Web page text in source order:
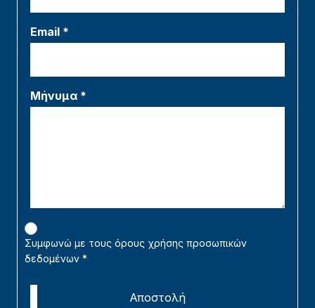
Email *
Μήνυμα *
Συμφωνώ με τους όρους χρήσης προσωπικών
δεδομένων *
Αποστολή